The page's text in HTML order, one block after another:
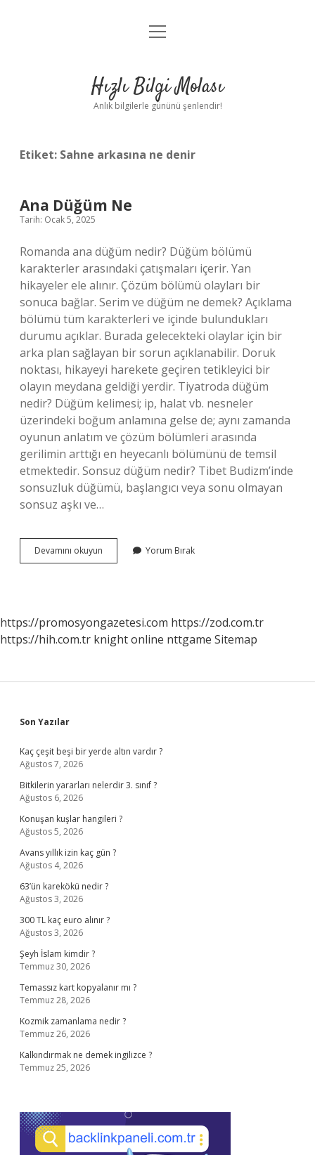
Anasayfa
Yasal Uyarı
menüyü
Hızlı Bilgi Molası
Anlık bilgilerle gününü şenlendir!
Etiket: Sahne arkasına ne denir
Ana Düğüm Ne
Tarih: Ocak 5, 2025
Romanda ana düğüm nedir? Düğüm bölümü
karakterler arasındaki çatışmaları içerir. Yan
hikayeler ele alınır. Çözüm bölümü olayları bir
sonuca bağlar. Serim ve düğüm ne demek? Açıklama
bölümü tüm karakterleri ve içinde bulundukları
durumu açıklar. Burada gelecekteki olaylar için bir
arka plan sağlayan bir sorun açıklanabilir. Doruk
noktası, hikayeyi harekete geçiren tetikleyici bir
olayın meydana geldiği yerdir. Tiyatroda düğüm
nedir? Düğüm kelimesi; ip, halat vb. nesneler
üzerindeki boğum anlamına gelse de; aynı zamanda
oyunun anlatım ve çözüm bölümleri arasında
gerilimin arttığı en heyecanlı bölümünü de temsil
etmektedir. Sonsuz düğüm nedir? Tibet Budizm’inde
sonsuzluk düğümü, başlangıcı veya sonu olmayan
sonsuz aşkı ve…
Devamını okuyun
Düğüm
Yorum Bırak
https://promosyongazetesi.com https://zod.com.tr
https://hih.com.tr knight online nttgame Sitemap
Sidebar
Son Yazılar
Kaç çeşit beşi bir yerde altın vardır ?
Ağustos 7, 2026
Bitkilerin yararları nelerdir 3. sınıf ?
Ağustos 6, 2026
Konuşan kuşlar hangileri ?
Ağustos 5, 2026
Avans yıllık izin kaç gün ?
Ağustos 4, 2026
63’ün karekökü nedir ?
Ağustos 3, 2026
300 TL kaç euro alınır ?
Ağustos 3, 2026
Şeyh İslam kimdir ?
Temmuz 30, 2026
Temassız kart kopyalanır mı ?
Temmuz 28, 2026
Kozmik zamanlama nedir ?
Temmuz 26, 2026
Kalkındırmak ne demek ingilizce ?
Temmuz 25, 2026